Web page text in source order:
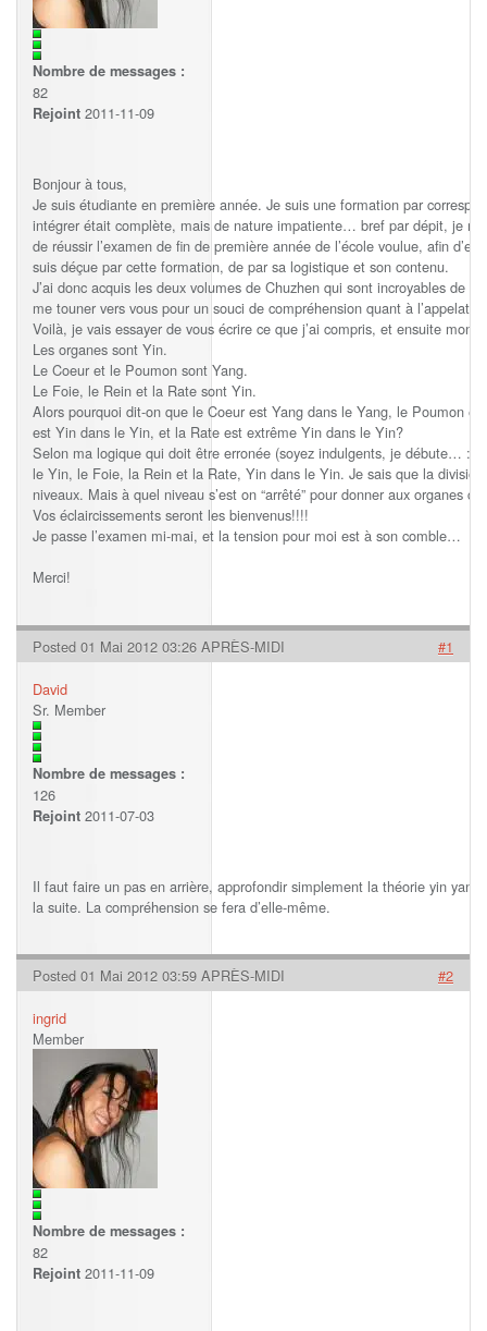
Nombre de messages :
82
Rejoint 2011-11-09
Bonjour à tous,
Je suis étudiante en première année. Je suis une formation par
intégrer était complète, mais de nature impatiente… bref par dépit, je
de réussir l’examen de fin de première année de l’école voulue, afin
suis déçue par cette formation, de par sa logistique et son contenu.
J’ai donc acquis les deux volumes de Chuzhen qui sont incroyables de
me touner vers vous pour un souci de compréhension quant à
Voilà, je vais essayer de vous écrire ce que j’ai compris, et ensuite mon
Les organes sont Yin.
Le Coeur et le Poumon sont Yang.
Le Foie, le Rein et la Rate sont Yin.
Alors pourquoi dit-on que le Coeur est Yang dans le Yang, le Poumon
est Yin dans le Yin, et la Rate est extrême Yin dans le Yin?
Selon ma logique qui doit être erronée (soyez indulgents, je débute… :-
le Yin, le Foie, la Rein et la Rate, Yin dans le Yin. Je sais que la
niveaux. Mais à quel niveau s’est on “arrêté” pour donner aux organes
Vos éclaircissements seront les bienvenus!!!!
Je passe l’examen mi-mai, et la tension pour moi est à son comble…
Merci!
Posted 01 Mai 2012 03:26 APRÈS-MIDI #1
David
Sr. Member
Nombre de messages :
126
Rejoint 2011-07-03
Il faut faire un pas en arrière, approfondir simplement la théorie yin
la suite. La compréhension se fera d’elle-même.
Posted 01 Mai 2012 03:59 APRÈS-MIDI #2
ingrid
Member
Nombre de messages :
82
Rejoint 2011-11-09